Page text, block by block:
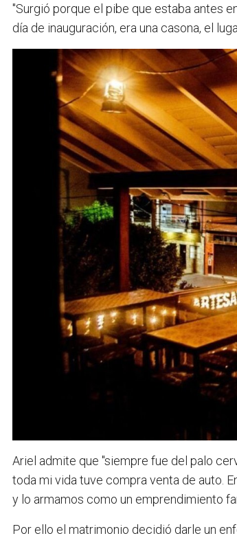
"Surgió porque el pibe que estaba antes
día de inauguración, era una casona, el
Ariel admite que "siempre fue del palo
toda mi vida tuve compra venta de auto.
y lo armamos como un emprendimiento
Por ello el matrimonio decidió darle un